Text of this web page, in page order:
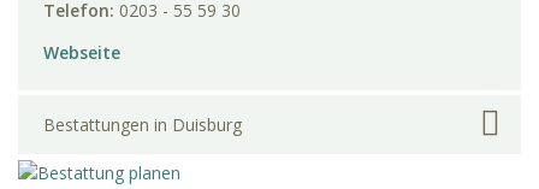
Telefon: 0203 - 55 59 30
Webseite
Bestattungen in Duisburg